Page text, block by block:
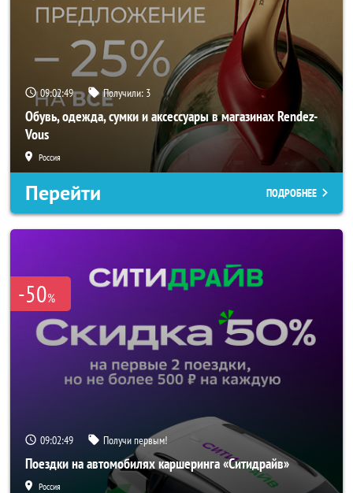
09:02:47 Получили: 3
Обувь, одежда, сумки и аксессуары в магазинах Rendez-
Vous
Россия
Перейти ПОДРОБНЕЕ
-50%
09:02:47 Получи первым!
Поездки на автомобилях каршеринга «Ситидрайв»
Россия